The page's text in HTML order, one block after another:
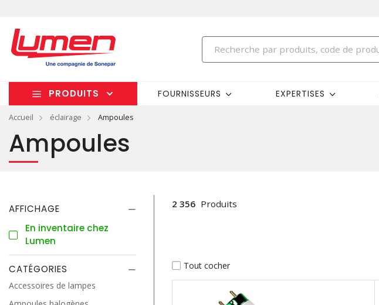
PRODUITS FOURNISSEURS EXPERTISES
Accueil éclairage Ampoules
Ampoules
AFFICHAGE
En inventaire chez
Lumen
CATÉGORIES
Accessoires de lampes
2 356 Produits
Tout cocher